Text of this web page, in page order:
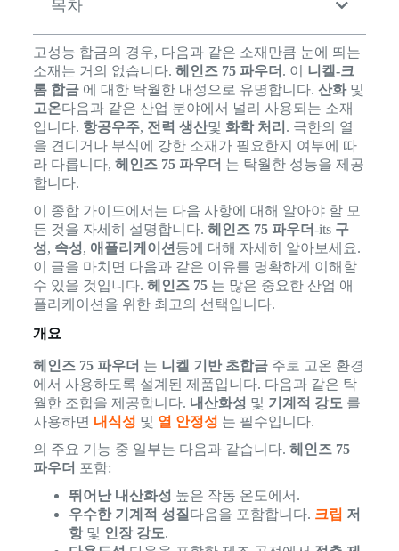
목차
고성능 합금의 경우, 다음과 같은 소재만큼 눈에 띄는
소재는 거의 없습니다. 헤인즈 75 파우더 . 이 니켈-크
롬 합금에 대한 탁월한 내성으로 유명합니다. 산화및
고온다음과 같은 산업 분야에서 널리 사용되는 소재
입니다. 항공우주, 전력 생산및 화학 처리 . 극한의 열
을 견디거나 부식에 강한 소재가 필요한지 여부에 따
라 다릅니다, 헤인즈 75 파우더 는 탁월한 성능을 제공
합니다.
이 종합 가이드에서는 다음 사항에 대해 알아야 할 모
든 것을 자세히 설명합니다. 헤인즈 75 파우더-its 구
성, 속성, 애플리케이션 등에 대해 자세히 알아보세요.
이 글을 마치면 다음과 같은 이유를 명확하게 이해할
수 있을 것입니다. 헤인즈 75는 많은 중요한 산업 애
플리케이션을 위한 최고의 선택입니다.
개요
헤인즈 75 파우더 는 니켈 기반 초합금주로 고온 환경
에서 사용하도록 설계된 제품입니다. 다음과 같은 탁
월한 조합을 제공합니다. 내산화성 및 기계적 강도 를
사용하면 내식성 및 열 안정성 는 필수입니다.
의 주요 기능 중 일부는 다음과 같습니다. 헤인즈 75
파우더 포함:
뛰어난 내산화성 높은 작동 온도에서.
우수한 기계적 성질 다음을 포함합니다. 크립 저
항및 인장 강도.